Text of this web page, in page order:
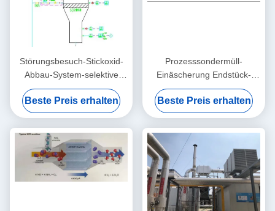
Störungsbesuch-Stickoxid-
Abbau-System-selektive
katalytische Reduktion von
Nox
Beste Preis erhalten
Prozesssondermüll-
Einäscherung Endstück-
Gas-Behandlungs-Einheits-
Katalysator Tgtu
Beste Preis erhalten